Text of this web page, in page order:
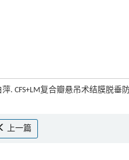
. CFS+LM复合瓣悬吊术结膜脱垂
上一篇